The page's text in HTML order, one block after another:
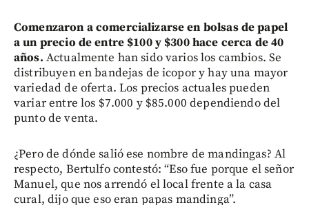
Comenzaron a comercializarse en bolsas de papel
a un precio de entre $100 y $300 hace cerca de 40
años. Actualmente han sido varios los cambios. Se
distribuyen en bandejas de icopor y hay una mayor
variedad de oferta. Los precios actuales pueden
variar entre los $7.000 y $85.000 dependiendo del
punto de venta.
¿Pero de dónde salió ese nombre de mandingas? Al
respecto, Bertulfo contestó: “Eso fue porque el señor
Manuel, que nos arrendó el local frente a la casa
cural, dijo que eso eran papas mandinga”.